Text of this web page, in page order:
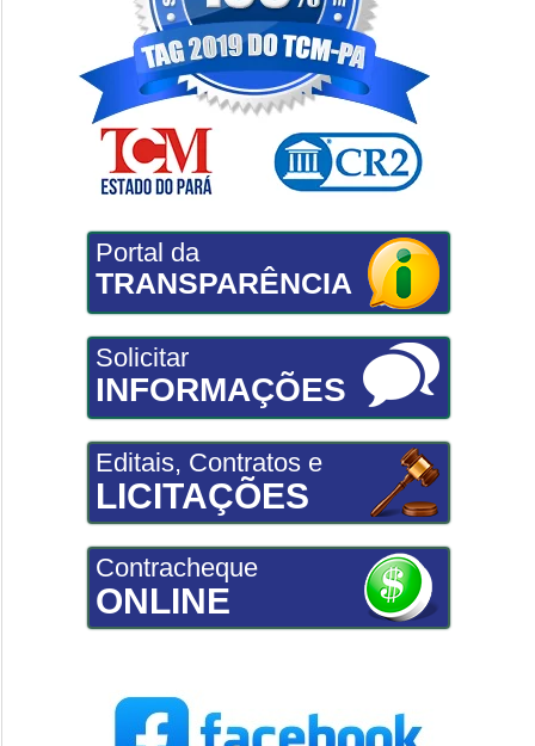
Portal da
TRANSPARÊNCIA
Solicitar
INFORMAÇÕES
Editais, Contratos e
LICITAÇÕES
Contracheque
ONLINE